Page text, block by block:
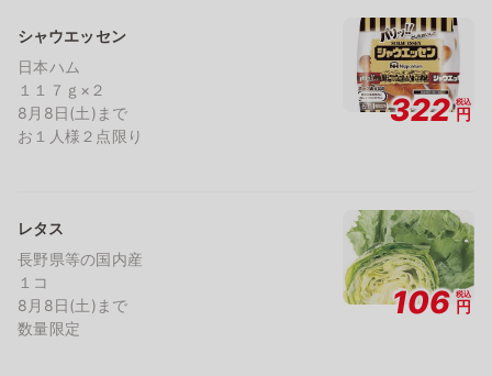
シャウエッセン
日本ハム
１１７ｇ×２
8月8日(土)まで
お１人様２点限り
322 税込
円
レタス
長野県等の国内産
１コ
8月8日(土)まで
数量限定
106 税込
円